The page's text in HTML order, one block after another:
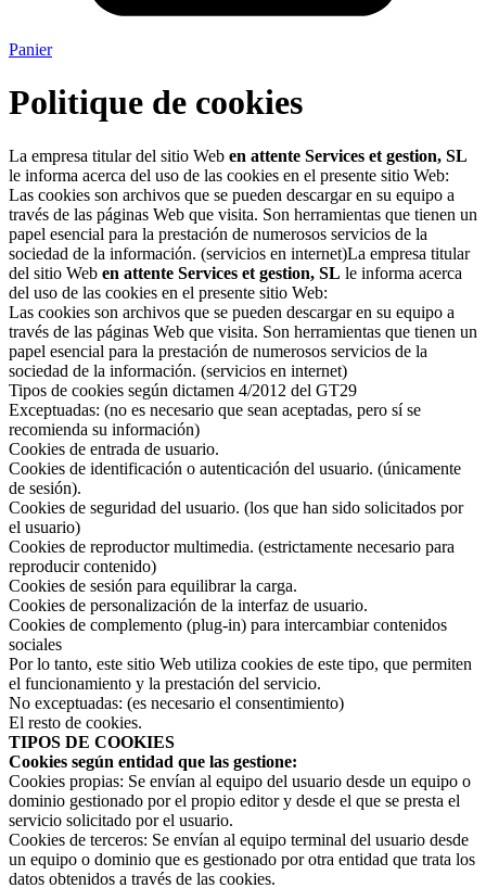
Panier
Politique de cookies
La empresa titular del sitio Web en attente Services et gestion, SL
le informa acerca del uso de las cookies en el presente sitio Web:
Las cookies son archivos que se pueden descargar en su equipo a
través de las páginas Web que visita. Son herramientas que tienen un
papel esencial para la prestación de numerosos servicios de la
sociedad de la información. (servicios en internet)La empresa titular
del sitio Web en attente Services et gestion, SL le informa acerca
del uso de las cookies en el presente sitio Web:
Las cookies son archivos que se pueden descargar en su equipo a
través de las páginas Web que visita. Son herramientas que tienen un
papel esencial para la prestación de numerosos servicios de la
sociedad de la información. (servicios en internet)
Tipos de cookies según dictamen 4/2012 del GT29
Exceptuadas: (no es necesario que sean aceptadas, pero sí se
recomienda su información)
Cookies de entrada de usuario.
Cookies de identificación o autenticación del usuario. (únicamente
de sesión).
Cookies de seguridad del usuario. (los que han sido solicitados por
el usuario)
Cookies de reproductor multimedia. (estrictamente necesario para
reproducir contenido)
Cookies de sesión para equilibrar la carga.
Cookies de personalización de la interfaz de usuario.
Cookies de complemento (plug-in) para intercambiar contenidos
sociales
Por lo tanto, este sitio Web utiliza cookies de este tipo, que permiten
el funcionamiento y la prestación del servicio.
No exceptuadas: (es necesario el consentimiento)
El resto de cookies.
TIPOS DE COOKIES
Cookies según entidad que las gestione:
Cookies propias: Se envían al equipo del usuario desde un equipo o
dominio gestionado por el propio editor y desde el que se presta el
servicio solicitado por el usuario.
Cookies de terceros: Se envían al equipo terminal del usuario desde
un equipo o dominio que es gestionado por otra entidad que trata los
datos obtenidos a través de las cookies.